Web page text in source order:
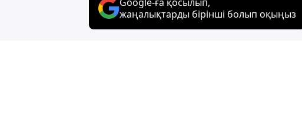
жаңалықтарды бірінші болып оқыңыз